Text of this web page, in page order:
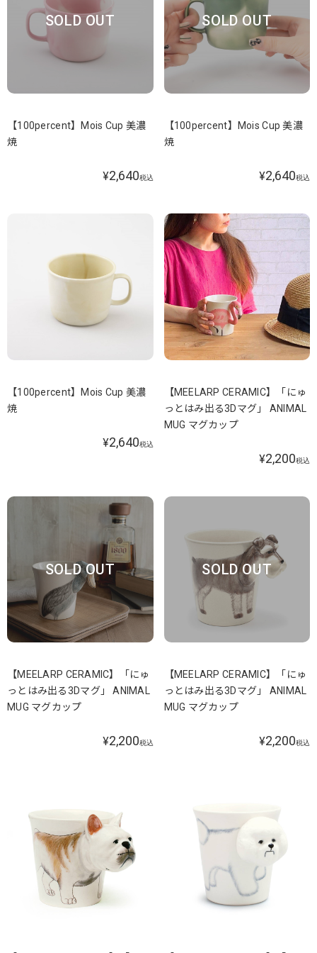
SOLD OUT
【100percent】Mois Cup 美濃
焼
¥2,640税込
SOLD OUT
【100percent】Mois Cup 美濃
焼
¥2,640税込
【100percent】Mois Cup 美濃
焼
¥2,640税込
【MEELARP CERAMIC】「にゅ
っとはみ出る3Dマグ」 ANIMAL
MUG マグカップ
¥2,200税込
SOLD OUT
【MEELARP CERAMIC】「にゅ
っとはみ出る3Dマグ」 ANIMAL
MUG マグカップ
¥2,200税込
SOLD OUT
【MEELARP CERAMIC】「にゅ
っとはみ出る3Dマグ」 ANIMAL
MUG マグカップ
¥2,200税込